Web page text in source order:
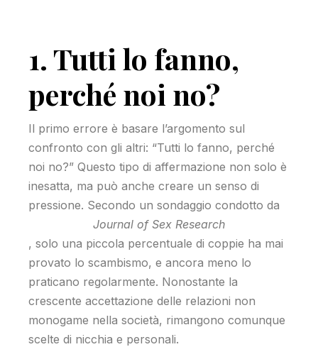
1. Tutti lo fanno,
perché noi no?
Il primo errore è basare l’argomento sul
confronto con gli altri: “Tutti lo fanno, perché
noi no?” Questo tipo di affermazione non solo è
inesatta, ma può anche creare un senso di
pressione. Secondo un sondaggio condotto da
Journal of Sex Research
, solo una piccola percentuale di coppie ha mai
provato lo scambismo, e ancora meno lo
praticano regolarmente. Nonostante la
crescente accettazione delle relazioni non
monogame nella società, rimangono comunque
scelte di nicchia e personali.